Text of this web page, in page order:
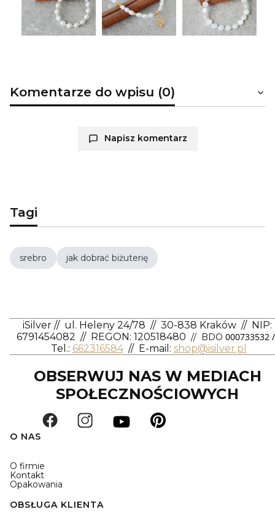
Komentarze do wpisu (0)
Napisz komentarz
Tagi
srebro jak dobrać biżuterię
iSilver // ul. Heleny 24/78 // 30-838 Kraków // NIP:
6791454082 // REGON: 120518480 // BDO 000733532
Tel.: 662316584 // E-mail: shop@isilver.pl
OBSERWUJ NAS W MEDIACH
SPOŁECZNOŚCIOWYCH
O NAS
O firmie
Kontakt
Opakowania
OBSŁUGA KLIENTA